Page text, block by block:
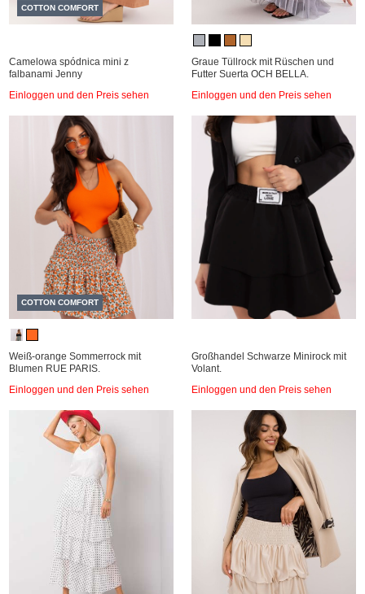
COTTON COMFORT
Camelowa spódnica mini z
falbanami Jenny
Einloggen und den Preis sehen
Graue Tüllrock mit Rüschen und
Futter Suerta OCH BELLA.
Einloggen und den Preis sehen
COTTON COMFORT
Weiß-orange Sommerrock mit
Blumen RUE PARIS.
Einloggen und den Preis sehen
Großhandel Schwarze Minirock mit
Volant.
Einloggen und den Preis sehen